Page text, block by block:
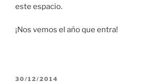
este espacio.
¡Nos vemos el año que entra!
POSTED
30/12/2014